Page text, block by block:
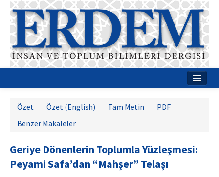
Dergi Kurulları
Rehberler
Yayın Politikaları
Özet Özet (English) Tam Metin
PDF
Benzer Makaleler
Geriye Dönenlerin Toplumla Yüzleşmesi:
Peyami Safa’dan “Mahşer” Telaşı